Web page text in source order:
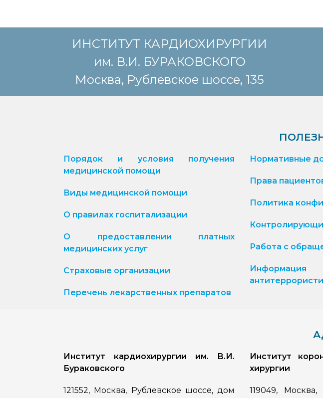
ИНСТИТУТ КАРДИОХИРУРГИИ
им. В.И. БУРАКОВСКОГО
Москва, Рублевское шоссе, 135
Порядок и условия получения
медицинской помощи
Виды медицинской помощи
О правилах госпитализации
О предоставлении платных
медицинских услуг
Страховые организации
Перечень лекарственных препаратов
Нормативные
Права
Политика
Работа с
Институт кардиохирургии им. В.И.
Бураковского
121552, Москва, Рублевское шоссе, дом
Институт
хирургии
119049,